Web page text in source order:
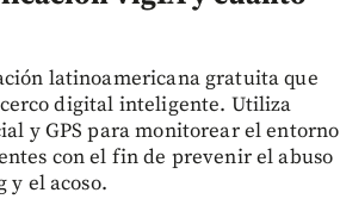
latinoamericana gratuita que
digital inteligente. Utiliza
y GPS para monitorear el entorno
con el fin de prevenir el abuso
el acoso.